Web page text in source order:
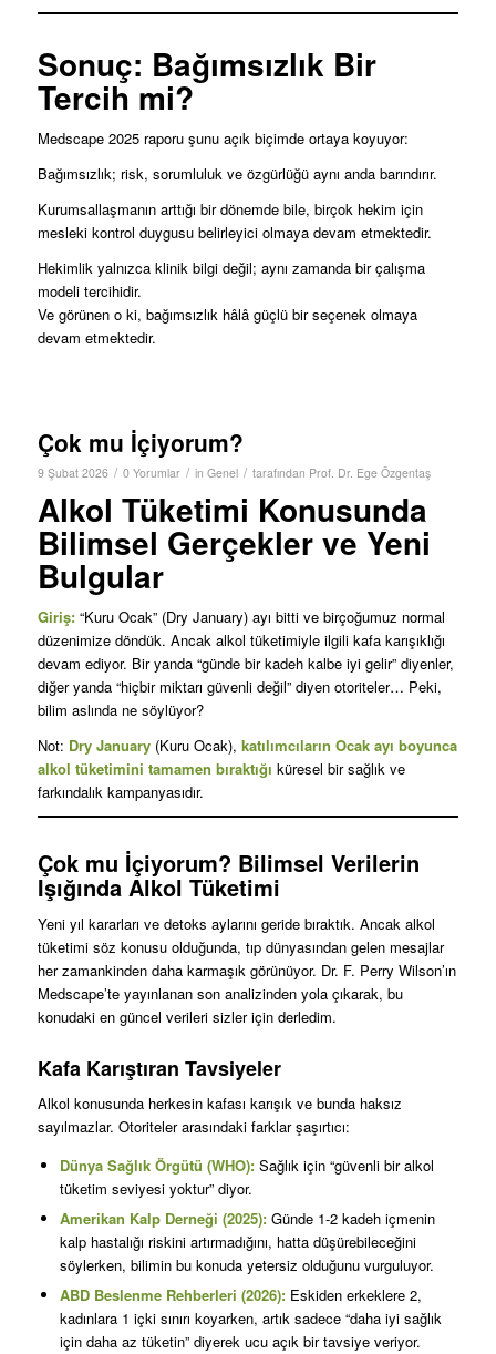
Sonuç: Bağımsızlık Bir
Tercih mi?
Medscape 2025 raporu şunu açık biçimde ortaya koyuyor:
Bağımsızlık; risk, sorumluluk ve özgürlüğü aynı anda barındırır.
Kurumsallaşmanın arttığı bir dönemde bile, birçok hekim için
mesleki kontrol duygusu belirleyici olmaya devam etmektedir.
Hekimlik yalnızca klinik bilgi değil; aynı zamanda bir çalışma
modeli tercihidir.
Ve görünen o ki, bağımsızlık hâlâ güçlü bir seçenek olmaya
devam etmektedir.
Çok mu İçiyorum?
9 Şubat 2026 / 0 Yorumlar / in Genel / tarafından Prof. Dr. Ege Özgentaş
Alkol Tüketimi Konusunda
Bilimsel Gerçekler ve Yeni
Bulgular
Giriş:“Kuru Ocak” (Dry January) ayı bitti ve birçoğumuz normal
düzenimize döndük. Ancak alkol tüketimiyle ilgili kafa karışıklığı
devam ediyor. Bir yanda “günde bir kadeh kalbe iyi gelir” diyenler,
diğer yanda “hiçbir miktarı güvenli değil” diyen otoriteler… Peki,
bilim aslında ne söylüyor?
Not: Dry January(Kuru Ocak), katılımcıların Ocak ayı boyunca
alkol tüketimini tamamen bıraktığı küresel bir sağlık ve
farkındalık kampanyasıdır.
Çok mu İçiyorum? Bilimsel Verilerin
Işığında Alkol Tüketimi
Yeni yıl kararları ve detoks aylarını geride bıraktık. Ancak alkol
tüketimi söz konusu olduğunda, tıp dünyasından gelen mesajlar
her zamankinden daha karmaşık görünüyor. Dr. F. Perry Wilson’ın
Medscape’te yayınlanan son analizinden yola çıkarak, bu
konudaki en güncel verileri sizler için derledim.
Kafa Karıştıran Tavsiyeler
Alkol konusunda herkesin kafası karışık ve bunda haksız
sayılmazlar. Otoriteler arasındaki farklar şaşırtıcı:
Dünya Sağlık Örgütü (WHO):Sağlık için “güvenli bir alkol
tüketim seviyesi yoktur” diyor.
Amerikan Kalp Derneği (2025):Günde 1-2 kadeh içmenin
kalp hastalığı riskini artırmadığını, hatta düşürebileceğini
söylerken, bilimin bu konuda yetersiz olduğunu vurguluyor.
ABD Beslenme Rehberleri (2026):Eskiden erkeklere 2,
kadınlara 1 içki sınırı koyarken, artık sadece “daha iyi sağlık
için daha az tüketin” diyerek ucu açık bir tavsiye veriyor.